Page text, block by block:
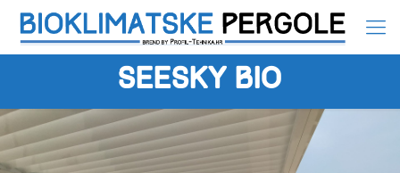
Seesky BIO